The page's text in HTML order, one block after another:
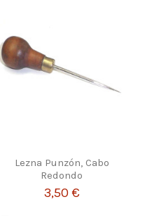
Lezna Punzón, Cabo
Redondo
3,50 €